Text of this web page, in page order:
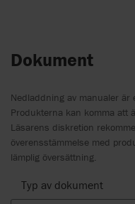
Dokument
Nedladdning av manualer är
Produkterna kan komma att
Läsarens diskretion
överensstämmelse med
lämplig översättning.
Typ av dokument